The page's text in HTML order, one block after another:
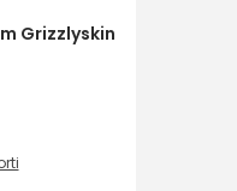
Grizzlyskin